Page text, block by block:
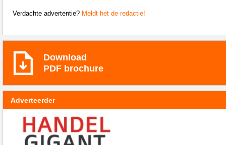
Verdachte advertentie? Meldt het de redactie!
Download
PDF brochure
Adverteerder